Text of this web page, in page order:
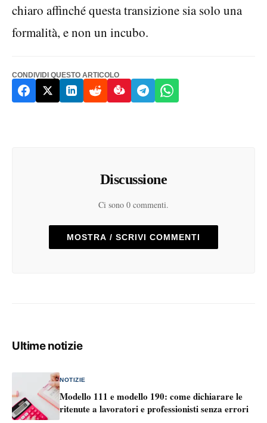
chiaro affinché questa transizione sia solo una
formalità, e non un incubo.
CONDIVIDI QUESTO ARTICOLO
Discussione
Ci sono 0 commenti.
MOSTRA / SCRIVI COMMENTI
Ultime notizie
NOTIZIE
Modello 111 e modello 190: come dichiarare le
ritenute a lavoratori e professionisti senza errori